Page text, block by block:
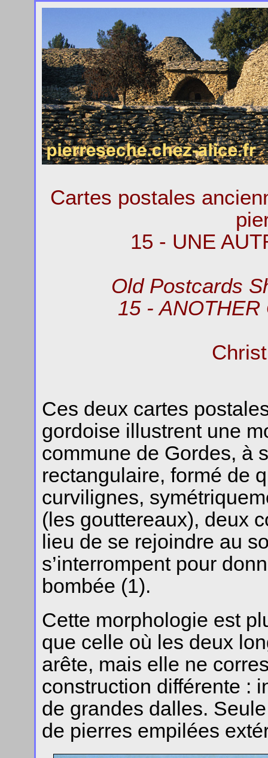
Cartes postales
15 - UNE
Old Postcards
15 - ANOTHER
Ces deux cartes
gordoise illustrent une
commune de Gordes, à
rectangulaire, formé de
curvilignes,
(les gouttereaux), deux
lieu de se rejoindre au
s’interrompent pour
bombée (1).
Cette morphologie est
que celle où les deux
arête, mais elle ne
construction différente :
de grandes dalles.
de pierres empilées